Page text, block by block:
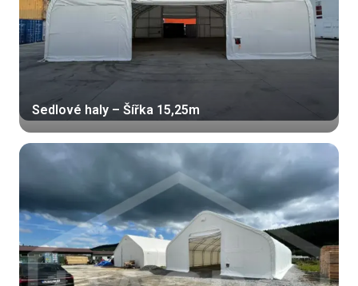
Sedlové haly – Šířka 15,25m